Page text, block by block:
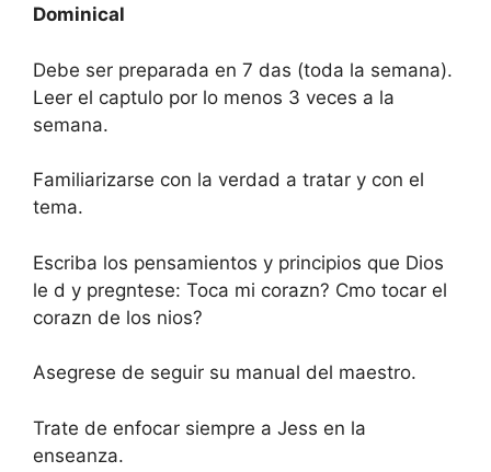
Dominical
Debe ser preparada en 7 das (toda la semana).
Leer el captulo por lo menos 3 veces a la
semana.
Familiarizarse con la verdad a tratar y con el
tema.
Escriba los pensamientos y principios que Dios
le d y pregntese: Toca mi corazn? Cmo tocar el
corazn de los nios?
Asegrese de seguir su manual del maestro.
Trate de enfocar siempre a Jess en la
enseanza.